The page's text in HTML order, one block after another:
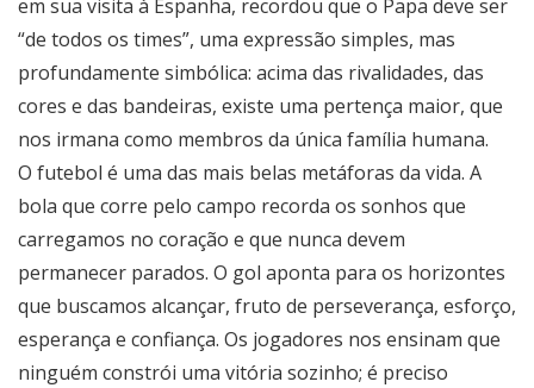
em sua visita à Espanha, recordou que o Papa deve ser
“de todos os times”, uma expressão simples, mas
profundamente simbólica: acima das rivalidades, das
cores e das bandeiras, existe uma pertença maior, que
nos irmana como membros da única família humana.
O futebol é uma das mais belas metáforas da vida. A
bola que corre pelo campo recorda os sonhos que
carregamos no coração e que nunca devem
permanecer parados. O gol aponta para os horizontes
que buscamos alcançar, fruto de perseverança, esforço,
esperança e confiança. Os jogadores nos ensinam que
ninguém constrói uma vitória sozinho; é preciso